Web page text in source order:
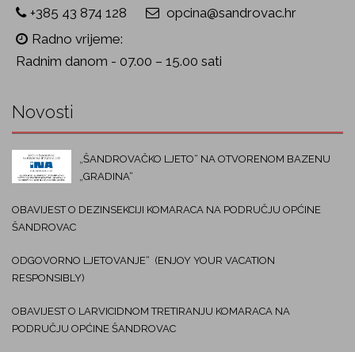
+385 43 874 128
opcina@sandrovac.hr
Radno vrijeme:
Radnim danom - 07.00 – 15.00 sati
Novosti
„ŠANDROVAČKO LJETO“ NA OTVORENOM BAZENU
„GRADINA“
OBAVIJEST O DEZINSEKCIJI KOMARACA NA PODRUČJU OPĆINE
ŠANDROVAC
ODGOVORNO LJETOVANJE“ (ENJOY YOUR VACATION
RESPONSIBLY)
OBAVIJEST O LARVICIDNOM TRETIRANJU KOMARACA NA
PODRUČJU OPĆINE ŠANDROVAC